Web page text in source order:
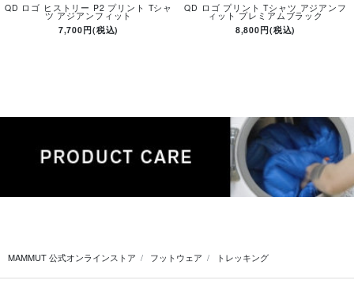
QD ロゴ ヒストリー P2 プリント Tシャ
ツ アジアンフィット
7,700円(税込)
QD ロゴ プリント Tシャツ アジアンフ
ィット プレミアムブラック
8,800円(税込)
MAMMUT 公式オンラインストア フットウェア トレッキング